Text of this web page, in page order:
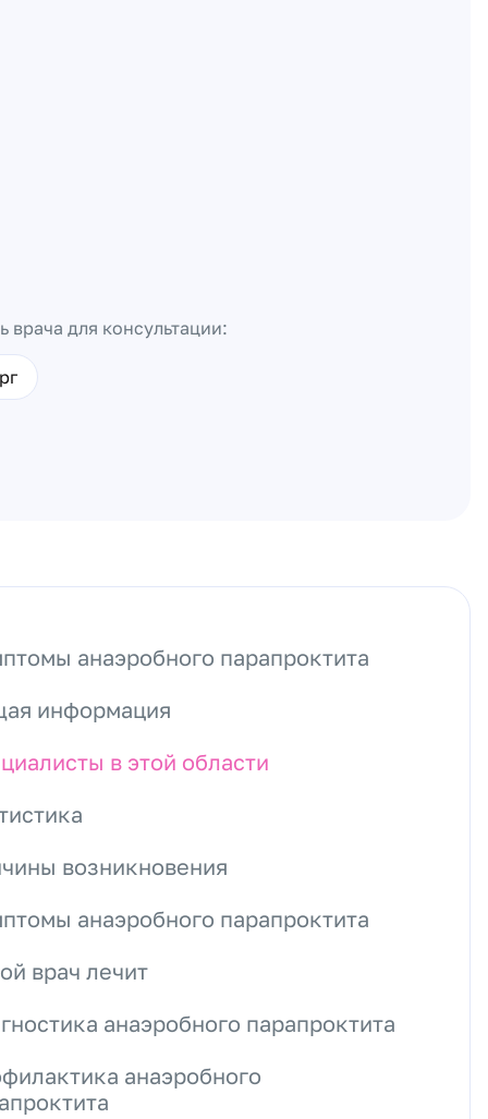
врача для консультации:
анаэробного парапроктита
информация
в этой области
возникновения
анаэробного парапроктита
врач лечит
анаэробного парапроктита
анаэробного